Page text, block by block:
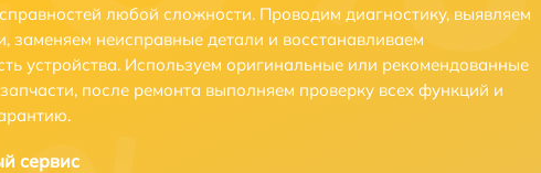
любой сложности. Проводим диагностику, выявляем
заменяем неисправные детали и восстанавливаем
устройства. Используем оригинальные или рекомендованные
после ремонта выполняем проверку всех функций и
сервис